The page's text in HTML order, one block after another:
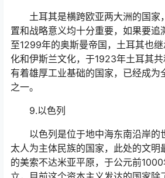
土耳其是横跨欧亚两大洲的国家
置和战略意义均十分重要，如果要追
至1299年的奥斯曼帝国，土耳其也
化和伊斯兰文化，于1923年土耳其
有着雄厚工业基础的国家，已经成为
之一。
9.以色列
以色列是位于地中海东南沿岸的
太人为主体民族的国家，此处的文
的美索不达米亚平原，于公元前